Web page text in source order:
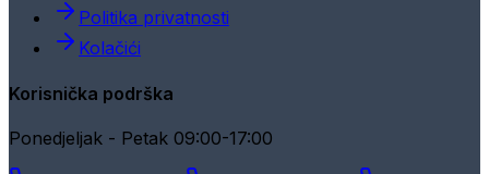
Politika privatnosti
Kolačići
Korisnička podrška
Ponedjeljak - Petak 09:00-17:00